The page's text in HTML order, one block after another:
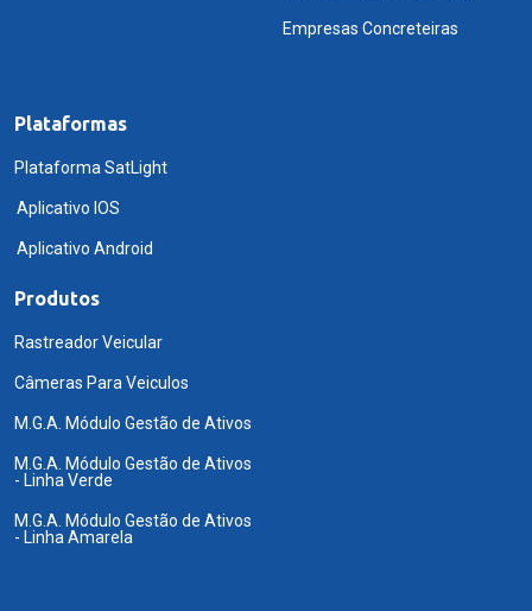
Empresas Concreteiras
Plataformas
Plataforma SatLight
Aplicativo IOS
Aplicativo Android
Produtos
Rastreador Veicular
Câmeras Para Veiculos
M.G.A. Módulo Gestão de Ativos
M.G.A. Módulo Gestão de Ativos
- Linha Verde
M.G.A. Módulo Gestão de Ativos
- Linha Amarela